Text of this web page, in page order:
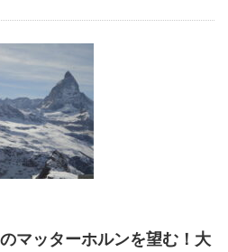
マッターホルンを望む！大